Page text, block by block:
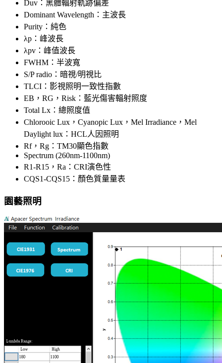
Duv：黑體輻射軌跡偏差
Dominant Wavelength：主波長
Purity：純色
λp：峰波長
λpv：峰值波長
FWHM：半波寬
S/P radio：暗視/明視比
TLCI：影視照明一致性指數
EB，RG，Risk：藍光傷害輻射照度
Total Lx：總照度值
Chlorooic Lux，Cyanopic Lux，Mel Irradiance，Mel
Daylight lux：HCL人因照明
Rf，Rg：TM30顯色指數
Spectrum (260nm-1100nm)
R1-R15，Ra：CRI演色性
CQS1-CQS15：顏色質量量表
園藝照明